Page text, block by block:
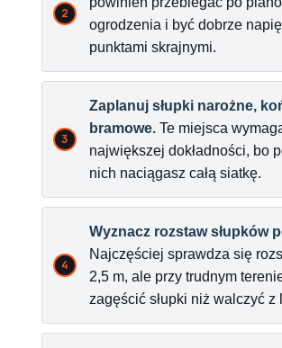
ogrodzenia i być dobrze
punktami skrajnymi.
Zaplanuj słupki narożne,
bramowe. Te miejsca
największej dokładności, bo
nich naciągasz całą siatkę.
Wyznacz rozstaw słupków
Najczęściej sprawdza się
2,5 m, ale przy trudnym
zagęścić słupki niż walczyć z